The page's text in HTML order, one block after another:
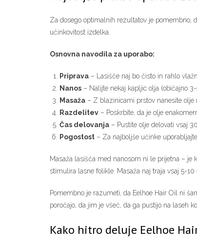
Za dosego optimalnih rezultatov je pomembno,
učinkovitost izdelka.
Osnovna navodila za uporabo:
Priprava – Lasišče naj bo čisto in rahlo
Nanos – Nalijte nekaj kapljic olja (običajno
Masaža – Z blazinicami prstov nanesite olje
Razdelitev – Poskrbite, da je olje
Čas delovanja – Pustite olje delovati vsaj
Pogostost – Za najboljše učinke
Masaža lasišča med nanosom ni le prijetna –
stimulira lasne folikle. Masaža naj traja vsaj 5-
Pomembno je razumeti, da Eelhoe Hair Oil ni
poročajo, da jim je všeč, da ga pustijo na laseh
Kako hitro deluje Eelhoe